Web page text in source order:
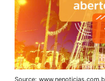
Source: